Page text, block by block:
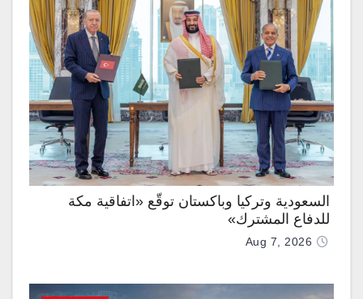
السعودية وتركيا وباكستان توقّع «اتفاقية مكة
للدفاع المشترك»
Aug 7, 2026